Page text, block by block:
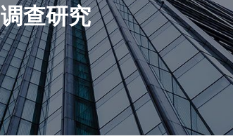
调查研究